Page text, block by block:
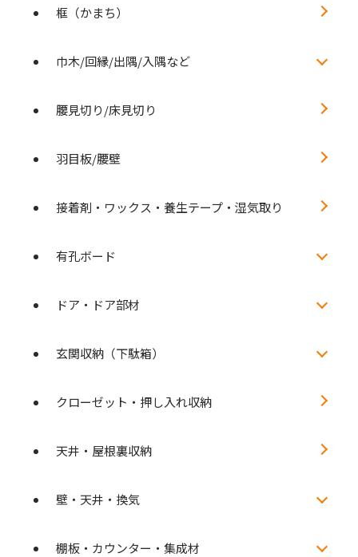
框（かまち）
巾木/回縁/出隅/入隅など
腰見切り/床見切り
羽目板/腰壁
接着剤・ワックス・養生テープ・湿気取り
有孔ボード
ドア・ドア部材
玄関収納（下駄箱）
クローゼット・押し入れ収納
天井・屋根裏収納
壁・天井・換気
棚板・カウンター・集成材